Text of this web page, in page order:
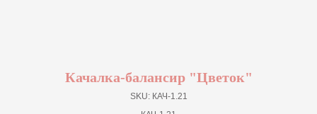
Качалка-балансир "Цветок"
SKU: КАЧ-1.21